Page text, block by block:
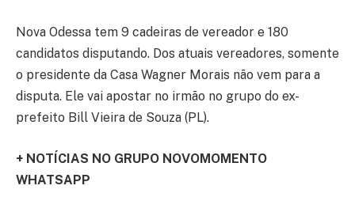
Nova Odessa tem 9 cadeiras de vereador e 180
candidatos disputando. Dos atuais vereadores, somente
o presidente da Casa Wagner Morais não vem para a
disputa. Ele vai apostar no irmão no grupo do ex-
prefeito Bill Vieira de Souza (PL).
+ NOTÍCIAS NO GRUPO NOVOMOMENTO
WHATSAPP